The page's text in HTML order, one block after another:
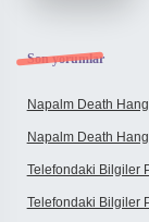
Son yorumlar
Napalm Death
Napalm Death
Telefondaki Bilgiler
Telefondaki Bilgiler